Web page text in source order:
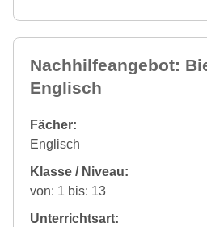
Nachhilfeangebot:
Englisch
Fächer:
Englisch
Klasse / Niveau:
von: 1 bis: 13
Unterrichtsart: